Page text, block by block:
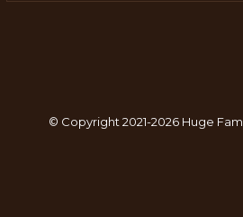
© Copyright 2021-2026 Huge Fam.